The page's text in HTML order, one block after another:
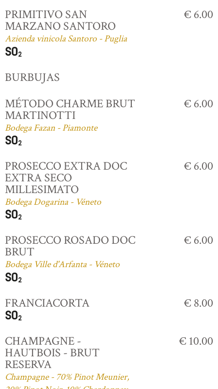
PRIMITIVO SAN
MARZANO SANTORO
Azienda vinicola Santoro - Puglia
€ 6.00
BURBUJAS
MÉTODO CHARME BRUT
MARTINOTTI
Bodega Fazan - Piamonte
€ 6.00
PROSECCO EXTRA DOC
EXTRA SECO
MILLESIMATO
Bodega Dogarina - Véneto
€ 6.00
PROSECCO ROSADO DOC
BRUT
Bodega Ville d'Arfanta - Véneto
€ 6.00
FRANCIACORTA € 8.00
CHAMPAGNE -
HAUTBOIS - BRUT
RESERVA
Champagne - 70% Pinot Meunier,
€ 10.00